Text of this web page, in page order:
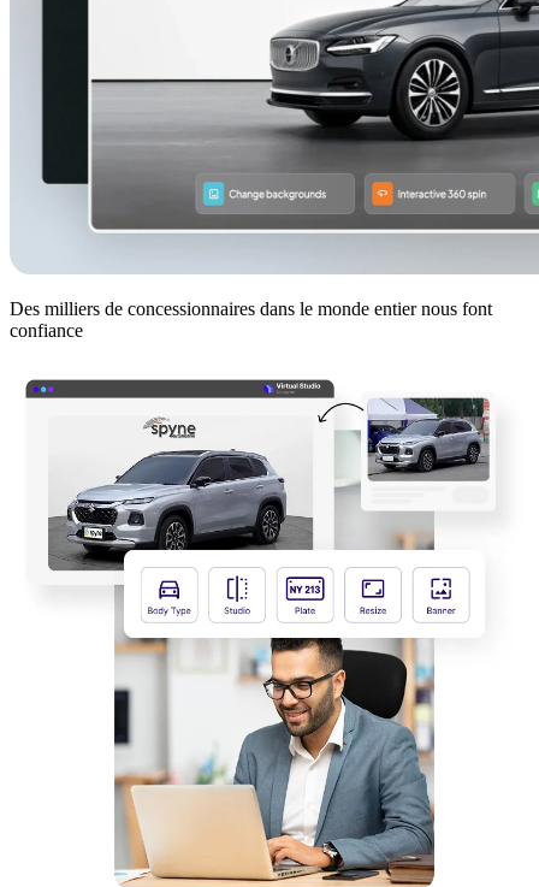
Des milliers de concessionnaires dans le monde entier nous font
confiance